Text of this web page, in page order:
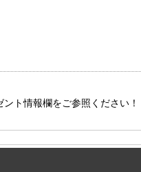
ト情報欄をご参照ください